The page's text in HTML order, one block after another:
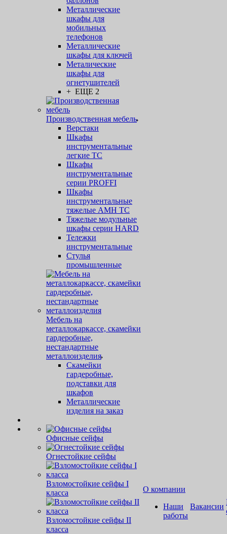
Металлические
шкафы для
мобильных
телефонов
Металлические
шкафы для ключей
Металические
шкафы для
огнетушителей
+ ЕЩЕ 2
Производственная мебель
Верстаки
Шкафы
инструментальные
легкие ТС
Шкафы
инструментальные
серии PROFFI
Шкафы
инструментальные
тяжелые AMH TC
Тяжелые модульные
шкафы серии HARD
Тележки
инструментальные
Стулья
промышленные
Мебель на
металлокаркассе, скамейки
гардеробные,
нестандартные
металлоизделия
Скамейки
гардеробные,
подставки для
шкафов
Металлические
изделия на заказ
Офисные сейфы
Огнестойкие сейфы
Взломостойкие сейфы I
класса
Взломостойкие сейфы II
класса
О компании
Наши
работы
Вакансии